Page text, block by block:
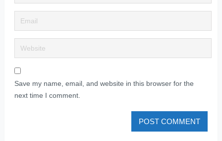
Save my name, email, and website in this browser for the
next time I comment.